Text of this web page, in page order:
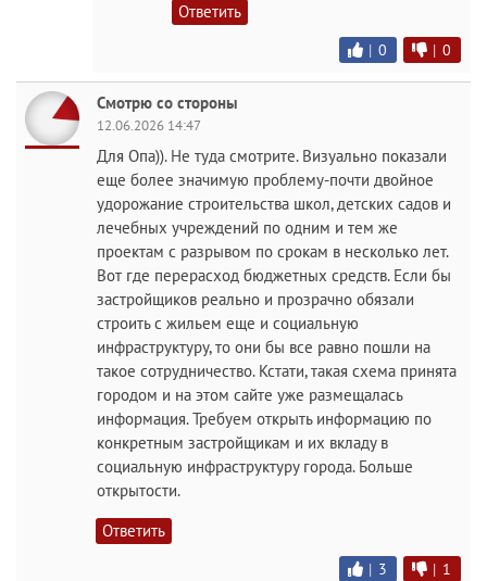
Ответить
| 0 | 0
Смотрю со стороны
12.06.2026 14:47
Для Опа)). Не туда смотрите. Визуально показали
еще более значимую проблему-почти двойное
удорожание строительства школ, детских садов и
лечебных учреждений по одним и тем же
проектам с разрывом по срокам в несколько лет.
Вот где перерасход бюджетных средств. Если бы
застройщиков реально и прозрачно обязали
строить с жильем еще и социальную
инфраструктуру, то они бы все равно пошли на
такое сотрудничество. Кстати, такая схема принята
городом и на этом сайте уже размещалась
информация. Требуем открыть информацию по
конкретным застройщикам и их вкладу в
социальную инфраструктуру города. Больше
открытости.
Ответить
| 3 | 1